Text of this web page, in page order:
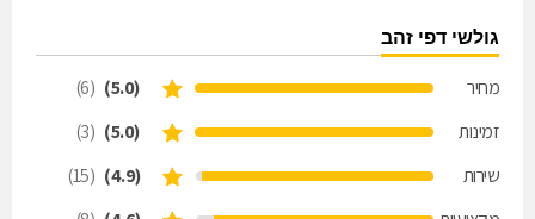
גולשי דפי זהב
מחיר (5.0)
(6)
זמינות
(5.0)
(3)
שירות
(4.9)
(15)